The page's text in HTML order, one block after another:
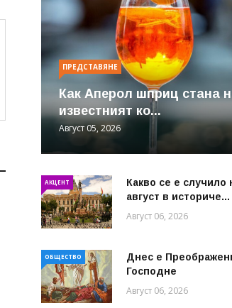
ПРЕДСТАВЯНЕ
Как Аперол шприц стана
известният ко...
Август 05, 2026
АКЦЕНТ
Какво се е случило
август в историче...
Август 06, 2026
ОБЩЕСТВО
Днес е
Господне
Август 06, 2026